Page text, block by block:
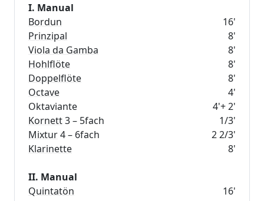
I. Manual
Bordun
16'
Prinzipal
8'
Viola da Gamba
8'
Hohlflöte
8'
Doppelflöte
8'
Octave
4'
Oktaviante
4'+ 2'
Kornett3 – 5fach
1/3'
Mixtur4 – 6fach
2 2/3'
Klarinette
8'
II. Manual
Quintatön
16'